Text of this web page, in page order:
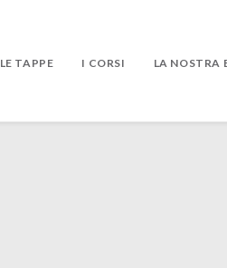
LE TAPPE I CORSI LA NOSTRA